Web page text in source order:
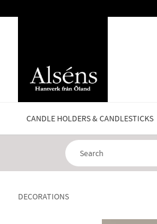
CANDLE HOLDERS & CANDLESTICKS
DECORATIONS